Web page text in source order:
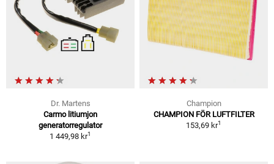
Dr. Martens
Carmo litiumjon
generatorregulator
1 449,98 kr1
Champion
CHAMPION FÖR LUFTFILTER
153,69 kr1